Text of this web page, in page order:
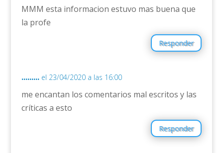
MMM esta informacion estuvo mas buena que
la profe
Responder
......... el 23/04/2020 a las 16:00
me encantan los comentarios mal escritos y las
críticas a esto
Responder